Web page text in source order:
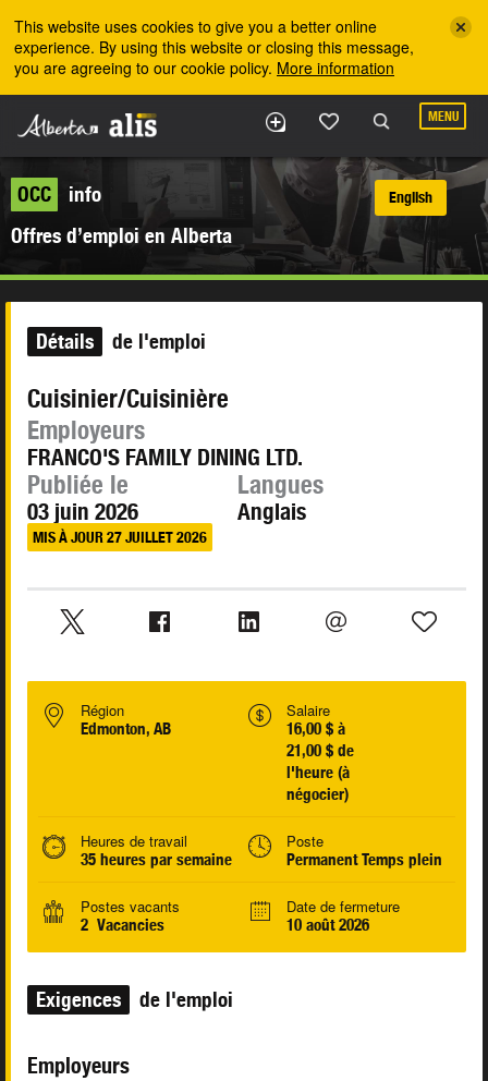
This website uses cookies to give you a better online
experience. By using this website or closing this message,
you are agreeing to our cookie policy. More information
MENU
OCC
info
Offres d’emploi en Alberta
English
Détails de l'emploi
Cuisinier/Cuisinière
Employeurs
FRANCO'S FAMILY DINING LTD.
Publiée le
03 juin 2026
MIS À JOUR 27 JUILLET 2026
Langues
Anglais
Région
Edmonton, AB
Salaire
16,00 $ à
21,00 $ de
l'heure (à
négocier)
Heures de travail
35 heures par semaine
Poste
Permanent Temps plein
Postes vacants
2 Vacancies
Date de fermeture
10 août 2026
Exigences de l'emploi
Employeurs